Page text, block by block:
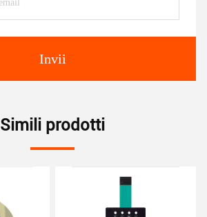
Invii
Simili prodotti